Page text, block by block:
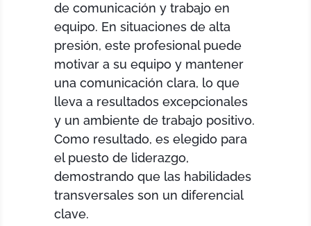
de comunicación y trabajo en
equipo. En situaciones de alta
presión, este profesional puede
motivar a su equipo y mantener
una comunicación clara, lo que
lleva a resultados excepcionales
y un ambiente de trabajo positivo.
Como resultado, es elegido para
el puesto de liderazgo,
demostrando que las habilidades
transversales son un diferencial
clave.